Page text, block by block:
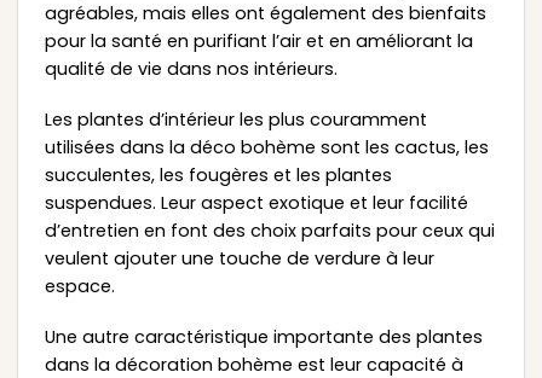
agréables, mais elles ont également des bienfaits
pour la santé en purifiant l’air et en améliorant la
qualité de vie dans nos intérieurs.
Les plantes d’intérieur les plus couramment
utilisées dans la déco bohème sont les cactus, les
succulentes, les fougères et les plantes
suspendues. Leur aspect exotique et leur facilité
d’entretien en font des choix parfaits pour ceux qui
veulent ajouter une touche de verdure à leur
espace.
Une autre caractéristique importante des plantes
dans la décoration bohème est leur capacité à